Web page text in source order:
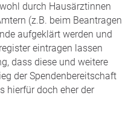
durch Hausärztinnen
(z.B. beim Beantragen
aufgeklärt werden und
eintragen lassen
dass diese und weitere
der Spendenbereitschaft
hierfür doch eher der